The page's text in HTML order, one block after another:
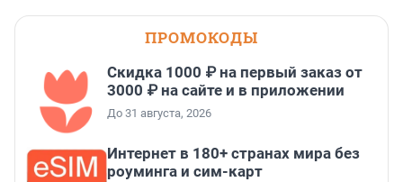
ПРОМОКОДЫ
Скидка 1000 ₽ на первый заказ от
3000 ₽ на сайте и в приложении
До 31 августа, 2026
Интернет в 180+ странах мира без
роуминга и сим-карт